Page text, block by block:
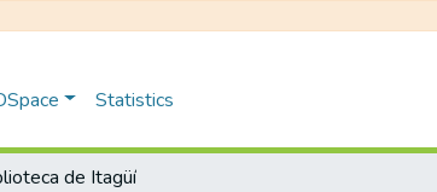
Statistics
de Itagüí